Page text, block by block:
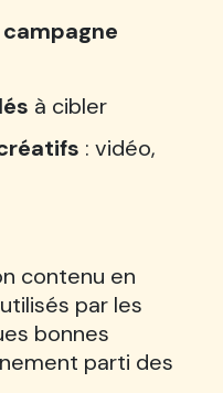
campagne
à cibler
: vidéo,
contenu en
par les
bonnes
parti des